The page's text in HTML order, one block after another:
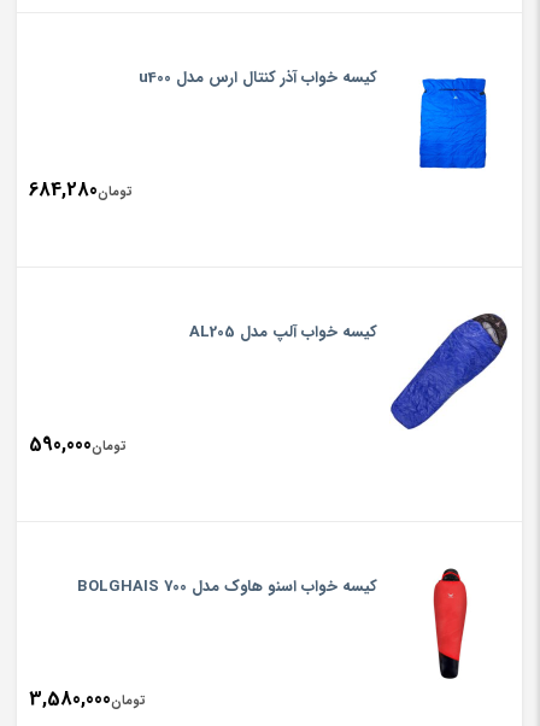
کیسه خواب آذر کنتال ارس مدل u400
تومان684,280
کیسه خواب آلپ مدل AL205
تومان590,000
کیسه خواب اسنو هاوک مدل BOLGHAIS 700
تومان3,580,000